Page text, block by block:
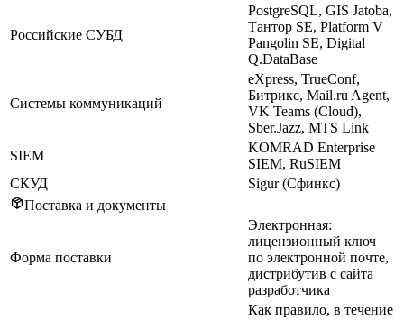
Российские СУБД
PostgreSQL, GIS Jatoba,
Тантор SE, Platform V
Pangolin SE, Digital
Q.DataBase
Системы коммуникаций
eXpress, TrueConf,
Битрикс, Mail.ru Agent,
VK Teams (Cloud),
Sber.Jazz, MTS Link
SIEM
KOMRAD Enterprise
SIEM, RuSIEM
СКУД
Sigur (Сфинкс)
Поставка и документы
Форма поставки
Электронная:
лицензионный ключ
по электронной почте,
дистрибутив с сайта
разработчика
Как правило, в течение